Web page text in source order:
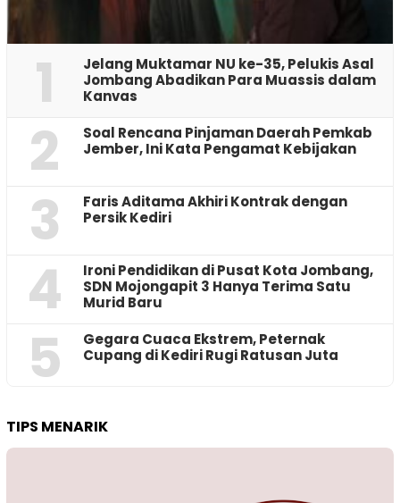
1
Jelang Muktamar NU ke-35, Pelukis Asal
Jombang Abadikan Para Muassis dalam
Kanvas
2
‎Soal Rencana Pinjaman Daerah Pemkab
Jember, Ini Kata Pengamat Kebijakan ‎
3
Faris Aditama Akhiri Kontrak dengan
Persik Kediri
4
Ironi Pendidikan di Pusat Kota Jombang,
SDN Mojongapit 3 Hanya Terima Satu
Murid Baru
5
‎Gegara Cuaca Ekstrem, Peternak
Cupang di Kediri Rugi Ratusan Juta
TIPS MENARIK